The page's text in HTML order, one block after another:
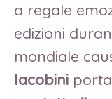
a regale
edizioni
mondiale
Iacobini